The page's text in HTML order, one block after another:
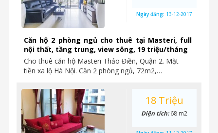
Căn hộ 2 phòng ngủ cho thuê tại Masteri, full
nội thất, tầng trung, view sông, 19 triệu/tháng
Cho thuê căn hộ Masteri Thảo Điền, Quận 2. Mặt
tiền xa lộ Hà Nội. Căn 2 phòng ngủ, 72m2,…
Ngày đăng: 13-12-2017
18 Triệu
Diện tích:68 m2